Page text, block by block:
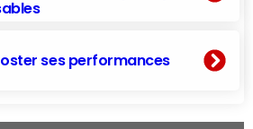
ses performances